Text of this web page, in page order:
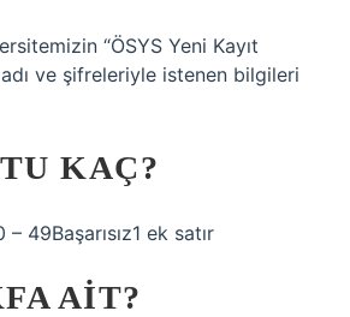
“ÖSYS Yeni Kayıt
ve şifreleriyle istenen bilgileri
KAÇ?
49Başarısız1 ek satır
AIT?